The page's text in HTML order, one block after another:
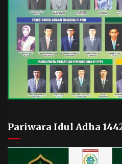
Pariwara Idul Adha